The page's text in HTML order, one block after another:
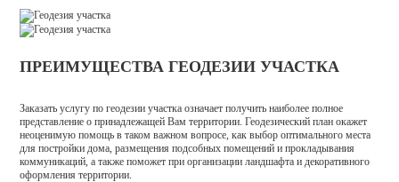
ПРЕИМУЩЕСТВА ГЕОДЕЗИИ УЧАСТКА
Заказать услугу по геодезии участка означает получить наиболее полное
представление о принадлежащей Вам территории. Геодезический план окажет
неоценимую помощь в таком важном вопросе, как выбор оптимального места
для постройки дома, размещения подсобных помещений и прокладывания
коммуникаций, а также поможет при организации ландшафта и декоративного
оформления территории.